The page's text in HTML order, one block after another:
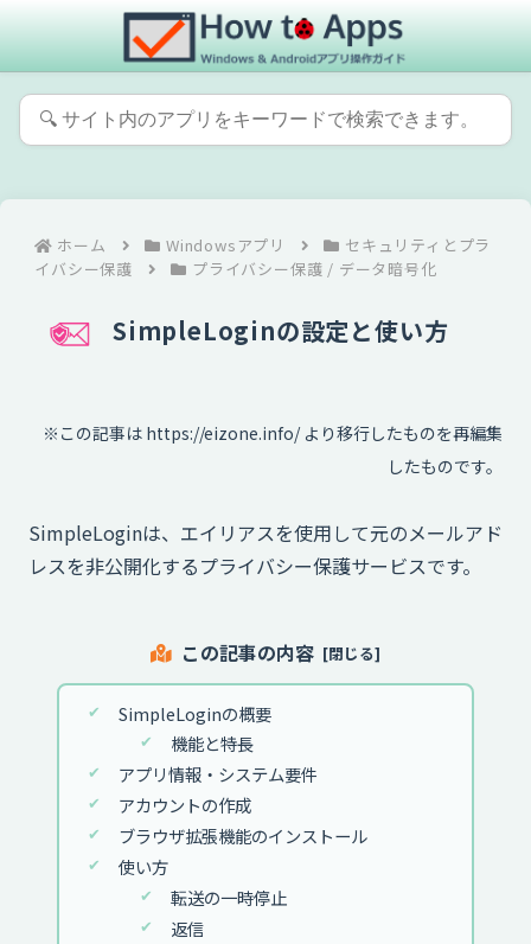
ホーム Windowsアプリ
セキュリティとプラ
イバシー保護
プライバシー保護 / データ暗号化
SimpleLoginの設定と使い方
※この記事は https://eizone.info/ より移行したものを再編集
したものです。
SimpleLoginは、エイリアスを使用して元のメールアド
レスを非公開化するプライバシー保護サービスです。
この記事の内容
SimpleLoginの概要
機能と特長
アプリ情報・システム要件
アカウントの作成
ブラウザ拡張機能のインストール
使い方
転送の一時停止
返信